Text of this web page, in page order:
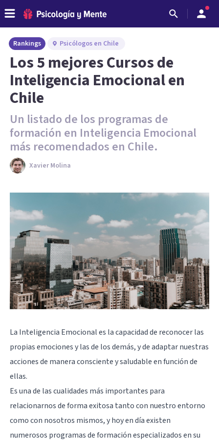
Rankings Psicólogos en Chile
Los 5 mejores Cursos de
Inteligencia Emocional en
Chile
Un listado de los programas de
formación en Inteligencia Emocional
más recomendados en Chile.
Xavier Molina
La Inteligencia Emocional es la capacidad de reconocer las
propias emociones y las de los demás, y de adaptar nuestras
acciones de manera consciente y saludable en función de
ellas.
Es una de las cualidades más importantes para
relacionarnos de forma exitosa tanto con nuestro entorno
como con nosotros mismos, y hoy en día existen
numerosos programas de formación especializados en su